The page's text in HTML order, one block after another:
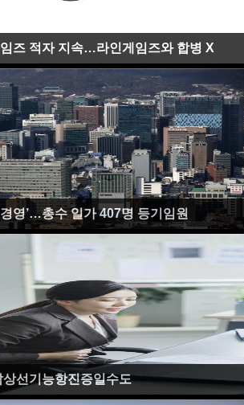
즈 적자 지속…라인게임즈와 합병 X
영’…총수 일가 407명 등기임원
선기능항진증일수도